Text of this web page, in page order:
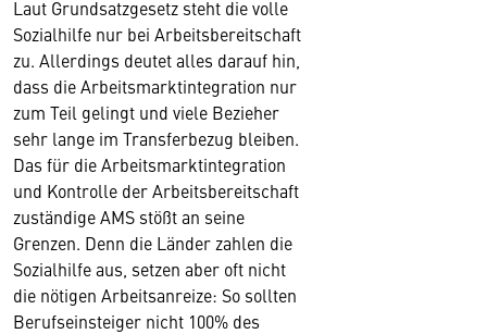
Laut Grundsatzgesetz steht die volle
Sozialhilfe nur bei Arbeitsbereitschaft
zu. Allerdings deutet alles darauf hin,
dass die Arbeitsmarktintegration nur
zum Teil gelingt und viele Bezieher
sehr lange im Transferbezug bleiben.
Das für die Arbeitsmarktintegration
und Kontrolle der Arbeitsbereitschaft
zuständige AMS stößt an seine
Grenzen. Denn die Länder zahlen die
Sozialhilfe aus, setzen aber oft nicht
die nötigen Arbeitsanreize: So sollten
Berufseinsteiger nicht 100% des